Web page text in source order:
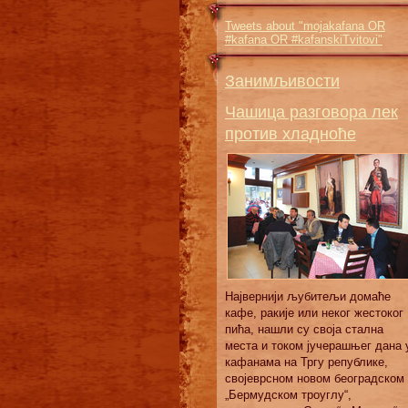
Tweets about "mojakafana OR
#kafana OR #kafanskiTvitovi"
Занимљивости
Чашица разговора лек
против хладноће
Највернији љубитељи домаће
кафе, ракије или неког жестоког
пића, нашли су своја стална
места и током јучерашњег дана
кафанама на Тргу републике,
својеврсном новом београдском
„Бермудском троуглу“,